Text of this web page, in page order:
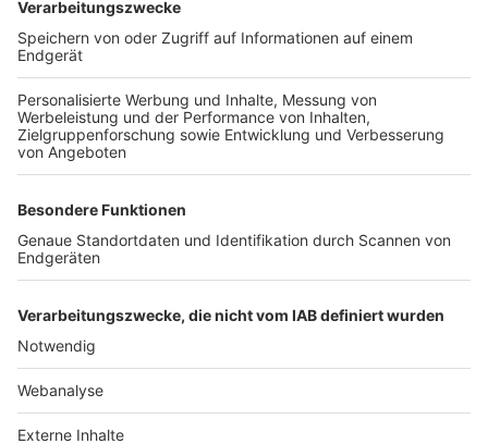
TOP-VEREINE
TOP-PARTNER
Nutzungsbedingungen Datenschutz Impressum